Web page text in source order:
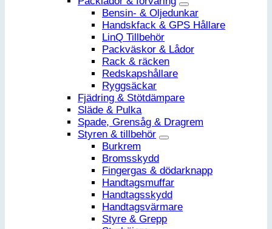
Bensin- & Oljedunkar
Handskfack & GPS Hållare
LinQ Tillbehör
Packväskor & Lådor
Rack & räcken
Redskapshållare
Ryggsäckar
Fjädring & Stötdämpare
Släde & Pulka
Spade, Grensåg & Dragrem
Styren & tillbehör
Burkrem
Bromsskydd
Fingergas & dödarknapp
Handtagsmuffar
Handtagsskydd
Handtagsvärmare
Styre & Grepp